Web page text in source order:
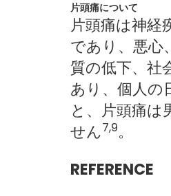
片頭痛について
片頭痛は神経
であり、悪心
質の低下、社
あり、個人の
と、片頭痛は
せん7,9。
REFERENCE